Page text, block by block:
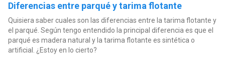
Diferencias entre parqué y tarima flotante
Quisiera saber cuales son las diferencias entre la tarima flotante y
el parqué. Según tengo entendido la principal diferencia es que el
parqué es madera natural y la tarima flotante es sintética o
artificial. ¿Estoy en lo cierto?